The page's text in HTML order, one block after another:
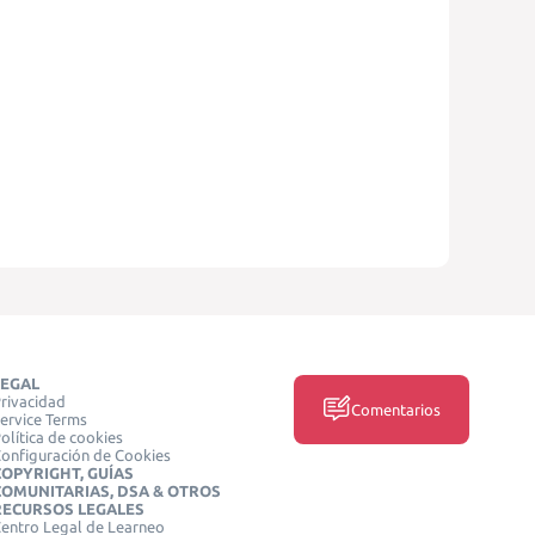
Terms
de cookies
de Cookies
GUÍAS
DSA & OTROS
LEGALES
Legal de Learneo
Comentarios